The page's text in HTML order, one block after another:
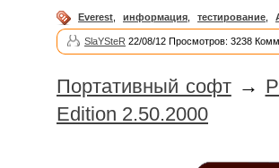
Everest информация тестирование
SlaYSteR 22/08/12 Просмотров: 3238
Портативный софт→
Edition 2.50.2000